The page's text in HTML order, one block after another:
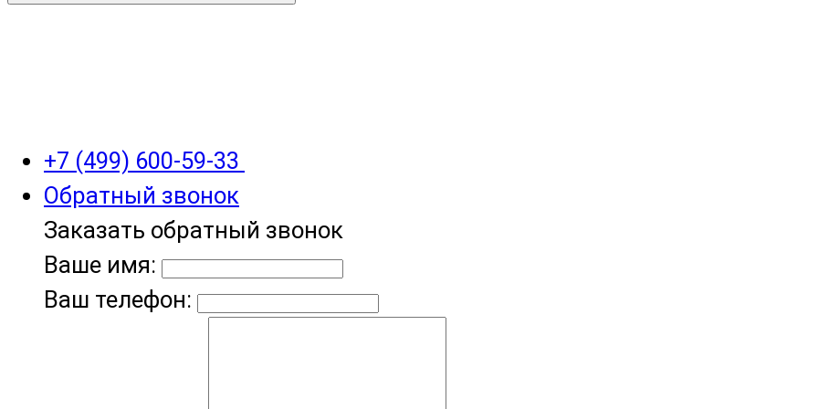
+7 (499) 600-59-33
Обратный звонок
Заказать обратный звонок
Ваше имя:
Ваш телефон: